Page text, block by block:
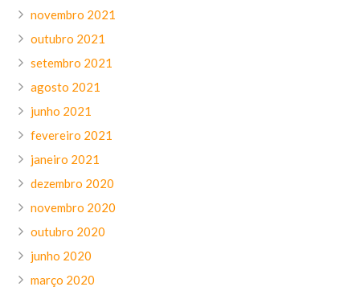
novembro 2021
outubro 2021
setembro 2021
agosto 2021
junho 2021
fevereiro 2021
janeiro 2021
dezembro 2020
novembro 2020
outubro 2020
junho 2020
março 2020